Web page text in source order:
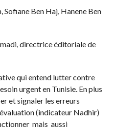
Sofiane Ben Haj, Hanene Ben
directrice éditoriale de
qui entend lutter contre
urgent en Tunisie. En plus
et signaler les erreurs
(indicateur Nadhir)
mais aussi